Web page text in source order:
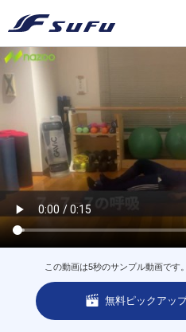
この動画は5秒のサンプル動画です
無料ピックアッ